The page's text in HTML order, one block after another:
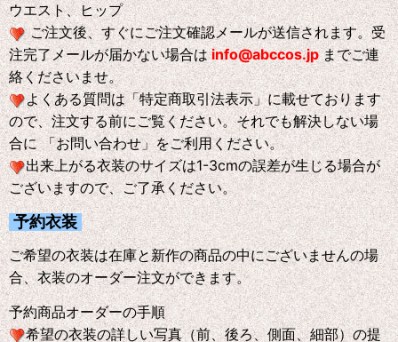
ウエスト、ヒップ
ご注文後、すぐにご注文確認メールが送信されます。受
注完了メールが届かない場合はinfo@abccos.jp までご連
絡くださいませ。
よくある質問は「特定商取引法表示」に載せております
ので、注文する前にご覧ください。それでも解決しない場
合に 「お問い合わせ」をご利用ください。
出来上がる衣装のサイズは1-3cmの誤差が生じる場合が
ございますので、ご了承ください。
予約衣装
ご希望の衣装は在庫と新作の商品の中にございませんの場
合、衣装のオーダー注文ができます。
予約商品オーダーの手順
希望の衣装の詳しい写真（前、後ろ、側面、細部）の提